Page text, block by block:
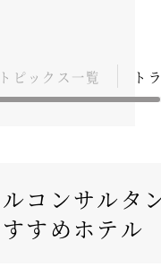
トピックス一覧 ト
ルコンサルタ
すめホテル